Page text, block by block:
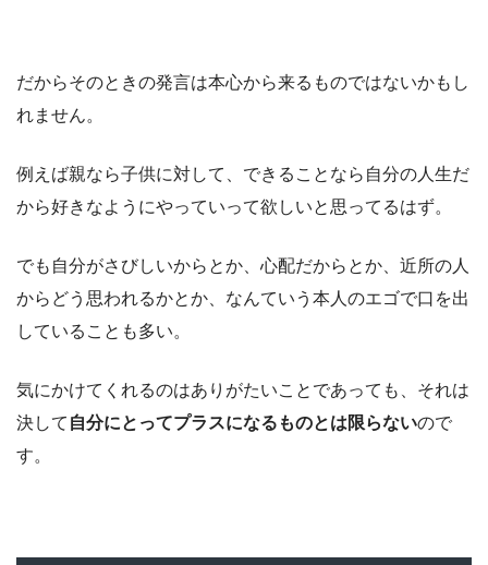
だからそのときの発言は本心から来るものではないかもし
れません。
例えば親なら子供に対して、できることなら自分の人生だ
から好きなようにやっていって欲しいと思ってるはず。
でも自分がさびしいからとか、心配だからとか、近所の人
からどう思われるかとか、なんていう本人のエゴで口を出
していることも多い。
気にかけてくれるのはありがたいことであっても、それは
決して 自分にとってプラスになるものとは限らないので
す。